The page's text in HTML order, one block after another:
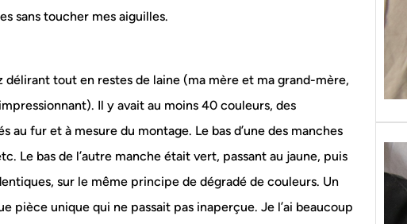
sans toucher mes aiguilles.
délirant tout en restes de laine (ma mère et ma grand-mère,
Il y avait au moins 40 couleurs, des
fur et à mesure du montage. Le bas d’une des manches
Le bas de l’autre manche était vert, passant au jaune, puis
sur le même principe de dégradé de couleurs. Un
pièce unique qui ne passait pas inaperçue. Je l’ai beaucoup